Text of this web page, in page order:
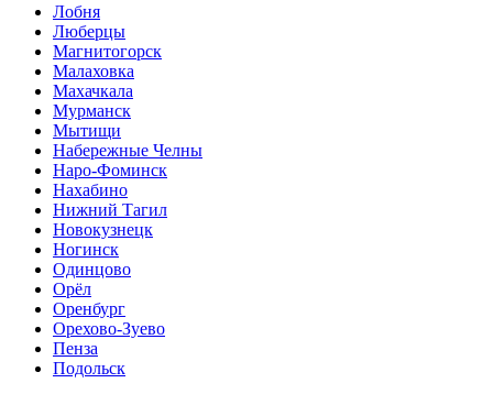
Лобня
Люберцы
Магнитогорск
Малаховка
Махачкала
Мурманск
Мытищи
Набережные Челны
Наро-Фоминск
Нахабино
Нижний Тагил
Новокузнецк
Ногинск
Одинцово
Орёл
Оренбург
Орехово-Зуево
Пенза
Подольск